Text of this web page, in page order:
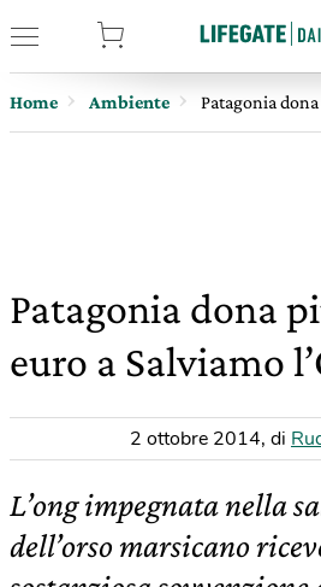
Home Ambiente Patagonia
Patagonia dona
euro a Salviamo
2 ottobre 2014, di
L’ong impegnata nella
dell’orso marsicano